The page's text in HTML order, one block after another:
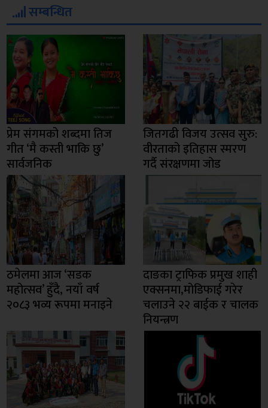
सम्बन्धित
प्रेम संगमको शब्दमा तिज
गीत ‘मै कस्ती भाकि छु’
सार्वजनिक
जितगढी विजय उत्सव सुरु:
वीरताको इतिहास स्मरण
गर्दै संरक्षणमा जोड
ठमेलमा आज ‘सडक
महोत्सव’ हुँदै, नयाँ वर्ष
२०८३ भव्य रूपमा मनाइने
दाङका ट्राफिक प्रमुख शाही
एक्सनमा,मोडिफाई गरेर
चलाउने २२ बाईक र चालक
नियन्त्रण